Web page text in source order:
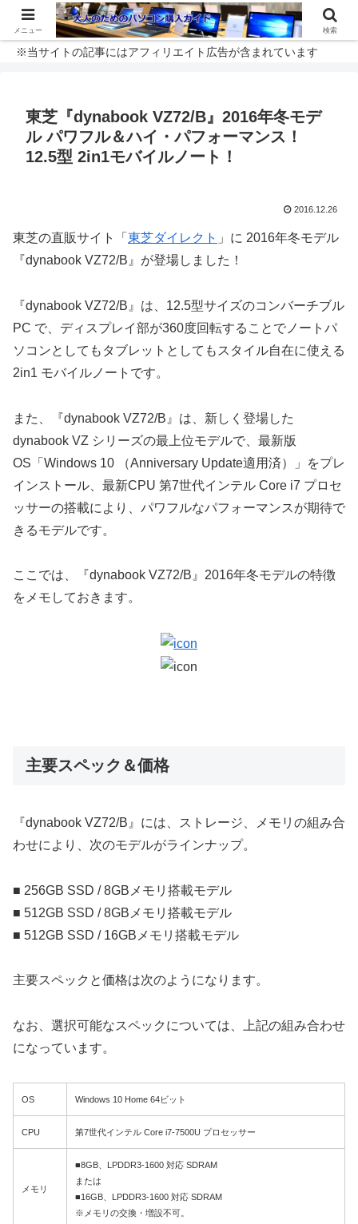
※当サイトの記事にはアフィリエイト広告が含まれています
東芝『dynabook VZ72/B』2016年冬モデ
ル パワフル＆ハイ・パフォーマンス！
12.5型 2in1モバイルノート！
2016.12.26
東芝の直販サイト「 東芝ダイレクト 」に 2016年冬モデル
『dynabook VZ72/B』が登場しました！
『dynabook VZ72/B』は、12.5型サイズのコンバーチブル
PC で、ディスプレイ部が360度回転することでノートパ
ソコンとしてもタブレットとしてもスタイル自在に使える
2in1 モバイルノートです。
また、『dynabook VZ72/B』は、新しく登場した
dynabook VZ シリーズの最上位モデルで、最新版
OS「Windows 10 （Anniversary Update適用済）」をプレ
インストール、最新CPU 第7世代インテル Core i7 プロセ
ッサーの搭載により、パワフルなパフォーマンスが期待で
きるモデルです。
ここでは、『dynabook VZ72/B』2016年冬モデルの特徴
をメモしておきます。
主要スペック＆価格
『dynabook VZ72/B』には、ストレージ、メモリの組み合
わせにより、次のモデルがラインナップ。
■ 256GB SSD / 8GBメモリ搭載モデル
■ 512GB SSD / 8GBメモリ搭載モデル
■ 512GB SSD / 16GBメモリ搭載モデル
主要スペックと価格は次のようになります。
なお、選択可能なスペックについては、上記の組み合わせ
になっています。
OS Windows 10 Home 64ビット
CPU 第7世代インテル Core i7-7500U プロセッサー
メモリ
■8GB、LPDDR3-1600 対応 SDRAM
または
■16GB、LPDDR3-1600 対応 SDRAM
※メモリの交換・増設不可。
メニュー 検索